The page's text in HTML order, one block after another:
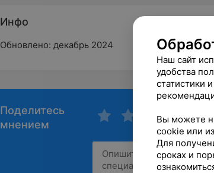
Инфо
Обновлено: декабрь 2024
Поделитесь
мнением
Наш сайт
удобства
статистики
Вы можете
cookie или
Для
сроках и